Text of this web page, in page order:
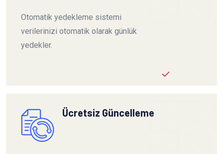
Otomatik yedekleme sistemi
verilerinizi otomatik olarak günlük
yedekler.
Ücretsiz Güncelleme